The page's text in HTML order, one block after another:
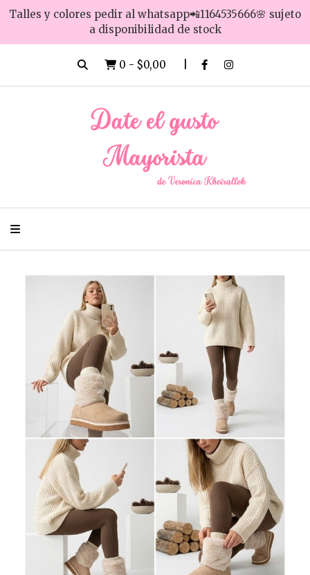
Talles y colores pedir al whatsapp📲1164535666🌸 sujeto
a disponibilidad de stock
0 - $0,00